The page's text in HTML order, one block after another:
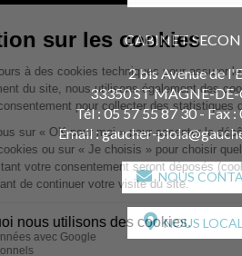
CABINET
2 bis Avenue de
33350 ST MAGNE-
Tél :05 57 55 87 30- Fax :
Email :gaucher-
NOUS
NOUS